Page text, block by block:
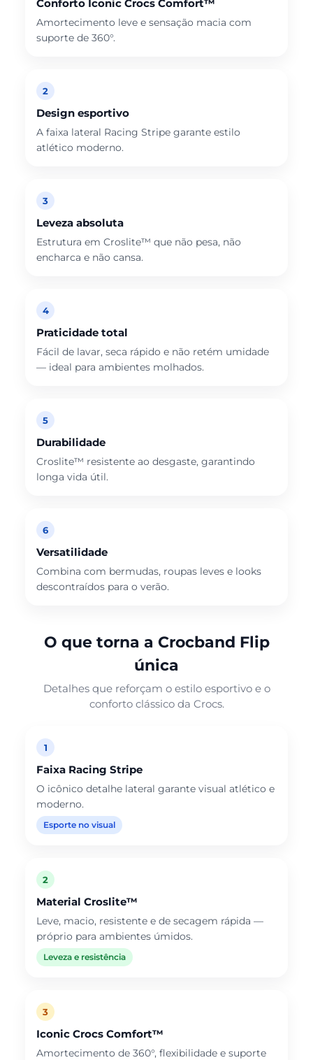
Conforto Iconic Crocs Comfort™
Amortecimento leve e sensação macia com
suporte de 360°.
2
Design esportivo
A faixa lateral Racing Stripe garante estilo
atlético moderno.
3
Leveza absoluta
Estrutura em Croslite™ que não pesa, não
encharca e não cansa.
4
Praticidade total
Fácil de lavar, seca rápido e não retém umidade
— ideal para ambientes molhados.
5
Durabilidade
Croslite™ resistente ao desgaste, garantindo
longa vida útil.
6
Versatilidade
Combina com bermudas, roupas leves e looks
descontraídos para o verão.
O que torna a Crocband Flip
única
Detalhes que reforçam o estilo esportivo e o
conforto clássico da Crocs.
1
Faixa Racing Stripe
O icônico detalhe lateral garante visual atlético e
moderno.
Esporte no visual
2
Material Croslite™
Leve, macio, resistente e de secagem rápida —
próprio para ambientes úmidos.
Leveza e resistência
3
Iconic Crocs Comfort™
Amortecimento de 360°, flexibilidade e suporte